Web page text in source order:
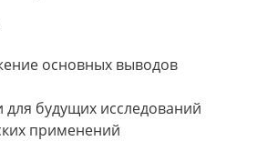
основных выводов
будущих исследований
применений